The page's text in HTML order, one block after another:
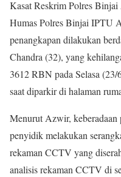
Kasat Reskrim Polres
Humas Polres Binjai IPTU
penangkapan dilakukan
Chandra (32), yang
3612 RBN pada Selasa
saat diparkir di halaman
Menurut Azwir, keberadaan
penyidik melakukan
rekaman CCTV yang
analisis rekaman CCTV di